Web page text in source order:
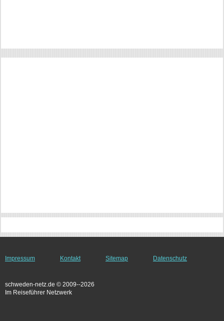
Impressum Kontakt Sitemap Datenschutz
schweden-netz.de © 2009--2026
Im Reiseführer Netzwerk